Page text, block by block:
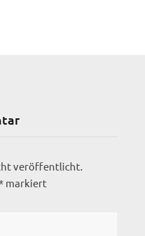
veröffentlicht.
markiert